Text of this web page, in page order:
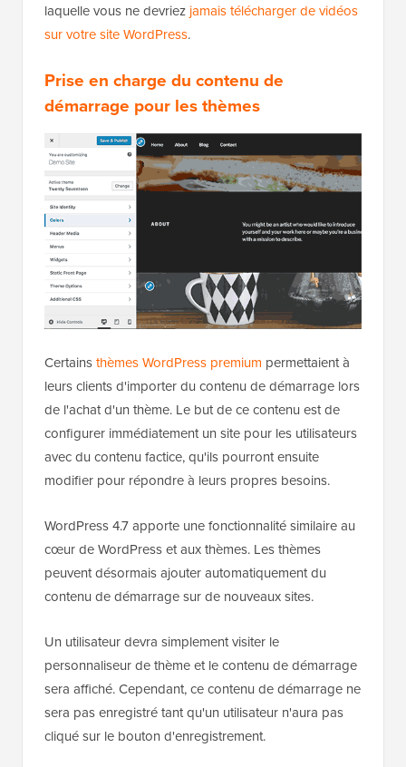
laquelle vous ne devriez jamais télécharger de vidéos
sur votre site WordPress.
Prise en charge du contenu de
démarrage pour les thèmes
Certainsthèmes WordPress premium permettaient à
leurs clients d'importer du contenu de démarrage lors
de l'achat d'un thème. Le but de ce contenu est de
configurer immédiatement un site pour les utilisateurs
avec du contenu factice, qu'ils pourront ensuite
modifier pour répondre à leurs propres besoins.
WordPress 4.7 apporte une fonctionnalité similaire au
cœur de WordPress et aux thèmes. Les thèmes
peuvent désormais ajouter automatiquement du
contenu de démarrage sur de nouveaux sites.
Un utilisateur devra simplement visiter le
personnaliseur de thème et le contenu de démarrage
sera affiché. Cependant, ce contenu de démarrage ne
sera pas enregistré tant qu'un utilisateur n'aura pas
cliqué sur le bouton d'enregistrement.